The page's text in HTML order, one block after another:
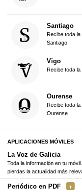
Santiago
Recibe toda
Santiago
Vigo
Recibe toda
Ourense
Recibe toda
Ourense
APLICACIONES MÓVILES
La Voz de Galicia
Toda la información en tu
pierdas la actualidad más
Periódico en PDF